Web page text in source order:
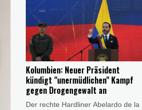
die Militärverwaltung der
ukrainischen Hauptstadtregion mit.
Bei den gleichen Angriffen
nordöstlich von Kiew seien drei
weitere Menschen verletzt worden.
Kolumbien: Neuer Präsident
kündigt "unermüdlichen" Kampf
gegen Drogengewalt an
Der rechte Hardliner Abelardo de la